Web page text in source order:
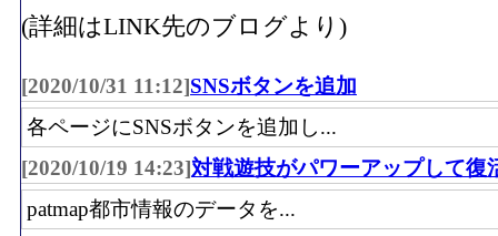
(詳細はLINK先のブログより)
[2020/10/31 11:12]SNSボタンを追加
各ページにSNSボタンを追加し...
[2020/10/19 14:23]対戦遊技がパワーアップして復
patmap都市情報のデータを...